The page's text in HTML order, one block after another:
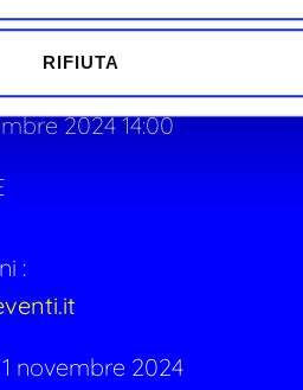
RIFIUTA
e gestione economica e
2024 14:00
:
novembre 2024